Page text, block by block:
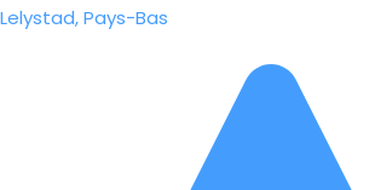
Lelystad, Pays-Bas